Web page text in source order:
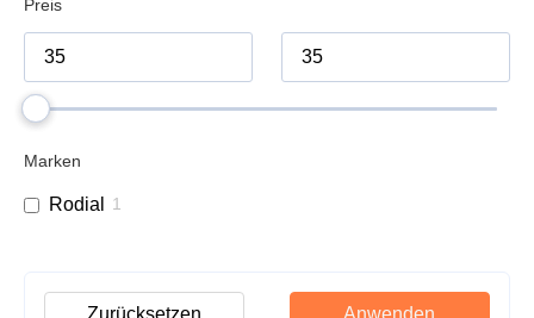
Preis
Marken
Rodial 1